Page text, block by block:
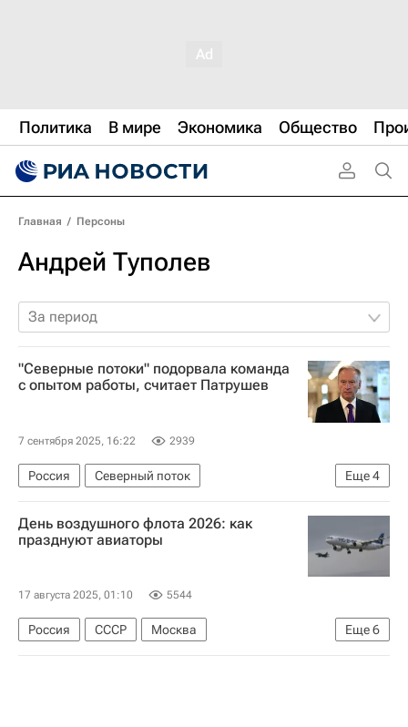
Политика В мире Экономика Общество
Главная / Персоны
Андрей Туполев
За период
"Северные потоки" подорвала команда
с опытом работы, считает Патрушев
7 сентября 2025, 16:22 2939
Еще4
Россия
Северный поток
Николай Патрушев
США
Великобритания
Северный поток — 2
День воздушного флота 2026: как
празднуют авиаторы
17 августа 2025, 01:10 5544
Еще6
Россия СССР
Москва
Игорь Сикорский
Александр Кудашев